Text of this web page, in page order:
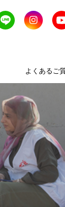
よくあるご